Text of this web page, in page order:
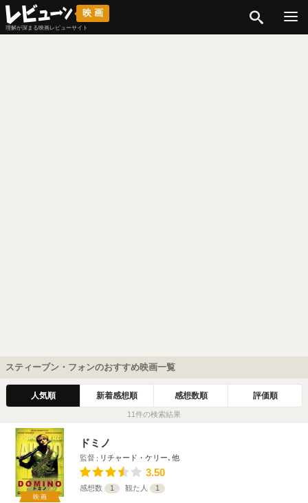
映画
理解が深まる映画レビューサイト
スティーブン・フォンのおすすめ映画一覧
人気順 新着感想順 感想数順 評価順
11件の検索結果
映画
ドミノ
監督 リチャード・ケリー､他
3.50
感想数 1 観た人 1